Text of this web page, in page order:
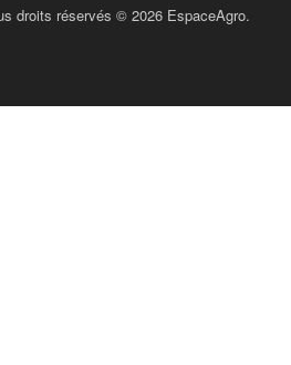
droits réservés © 2026 EspaceAgro.